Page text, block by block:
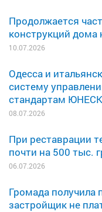
Продолжается
конструкций дома
10.07.2026
Одесса и
систему
стандартам
08.07.2026
При реставрации
почти на 500 тыс.
06.07.2026
Громада получила
застройщик не